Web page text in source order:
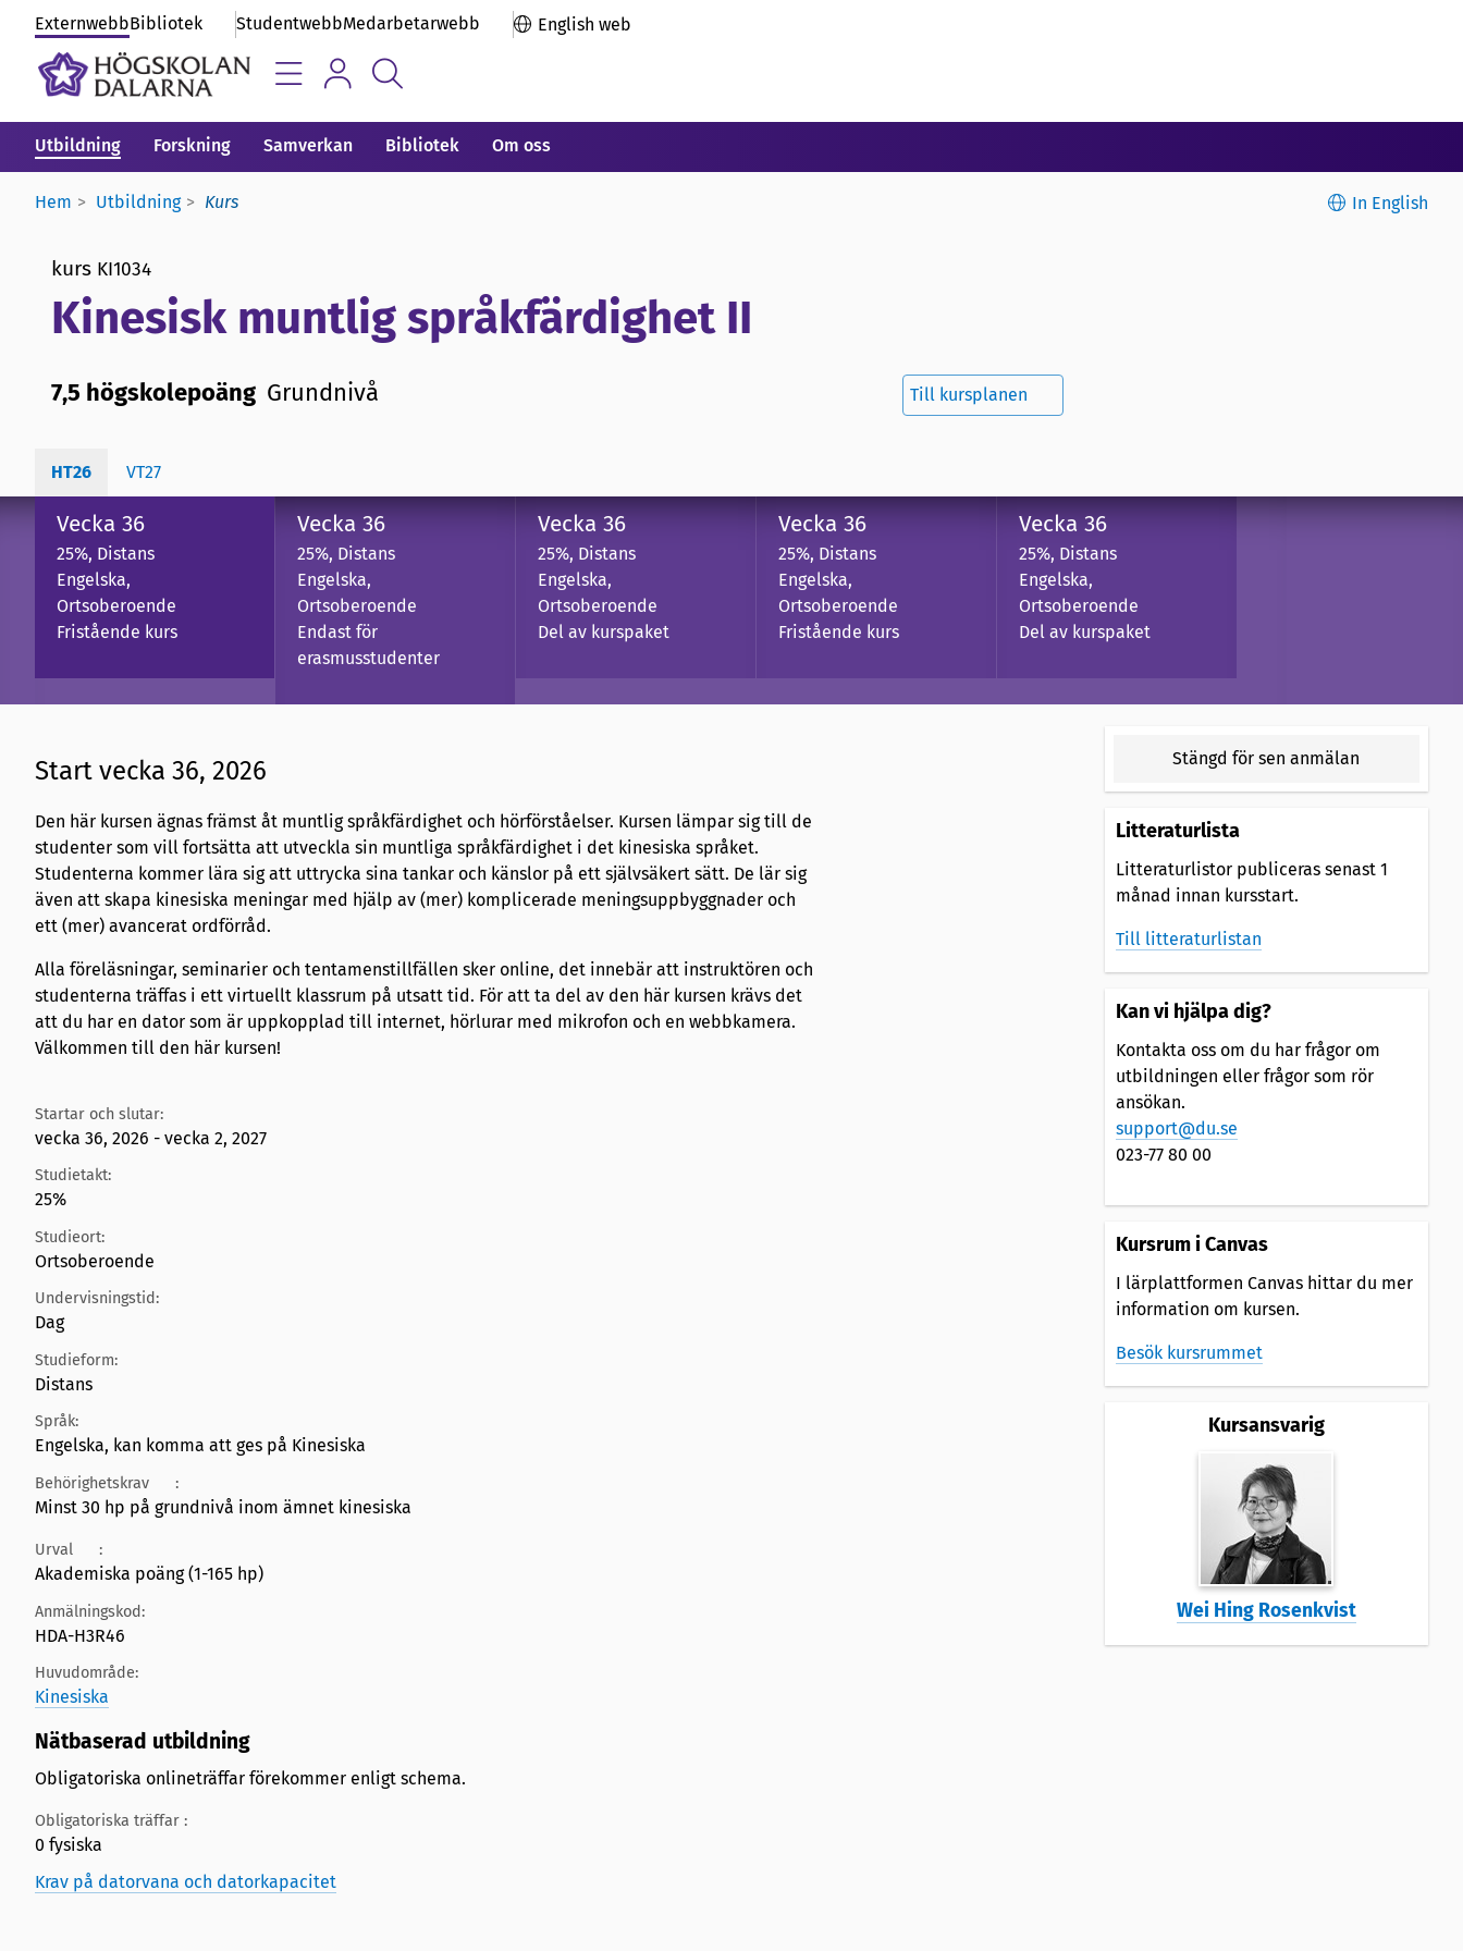
ExternwebbBibliotek StudentwebbMedarbetarwebb English web
Utbildning Forskning Samverkan Bibliotek Om oss
Hem Utbildning Kurs In English
kurs KI1034
Kinesisk muntlig språkfärdighet II
7,5 högskolepoäng Grundnivå Till kursplanen
HT26 VT27
Vecka 36
25%, Distans
Engelska,
Ortsoberoende
Fristående kurs
Vecka 36
25%, Distans
Engelska,
Ortsoberoende
Endast för
erasmusstudenter
Vecka 36
25%, Distans
Engelska,
Ortsoberoende
Del av kurspaket
Vecka 36
25%, Distans
Engelska,
Ortsoberoende
Fristående kurs
Vecka 36
25%, Distans
Engelska,
Ortsoberoende
Del av kurspaket
Start vecka 36, 2026
Den här kursen ägnas främst åt muntlig språkfärdighet och hörförståelser. Kursen lämpar sig till de
studenter som vill fortsätta att utveckla sin muntliga språkfärdighet i det kinesiska språket.
Studenterna kommer lära sig att uttrycka sina tankar och känslor på ett självsäkert sätt. De lär sig
även att skapa kinesiska meningar med hjälp av (mer) komplicerade meningsuppbyggnader och
ett (mer) avancerat ordförråd.
Alla föreläsningar, seminarier och tentamenstillfällen sker online, det innebär att instruktören och
studenterna träffas i ett virtuellt klassrum på utsatt tid. För att ta del av den här kursen krävs det
att du har en dator som är uppkopplad till internet, hörlurar med mikrofon och en webbkamera.
Välkommen till den här kursen!
Startar och slutar:
vecka 36, 2026 - vecka 2, 2027
Studietakt:
25%
Studieort:
Ortsoberoende
Undervisningstid:
Dag
Studieform:
Distans
Språk:
Engelska, kan komma att ges på Kinesiska
Behörighetskrav :
Minst 30 hp på grundnivå inom ämnet kinesiska
Urval :
Akademiska poäng (1-165 hp)
Anmälningskod:
HDA-H3R46
Huvudområde:
Kinesiska
Nätbaserad utbildning
Obligatoriska onlineträffar förekommer enligt schema.
Obligatoriska träffar :
0 fysiska
Krav på datorvana och datorkapacitet
Stängd för sen anmälan
Litteraturlista
Litteraturlistor publiceras senast 1
månad innan kursstart.
Till litteraturlistan
Kan vi hjälpa dig?
Kontakta oss om du har frågor om
utbildningen eller frågor som rör
ansökan.
support@du.se
023-77 80 00
Kursrum i Canvas
I lärplattformen Canvas hittar du mer
information om kursen.
Besök kursrummet
Kursansvarig
Wei Hing Rosenkvist